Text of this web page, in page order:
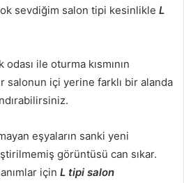
sevdiğim salon tipi kesinlikle L
ile oturma kısmının
salonun içi yerine farklı bir alanda
eşyaların sanki yeni
görüntüsü can sıkar.
için L tipi salon